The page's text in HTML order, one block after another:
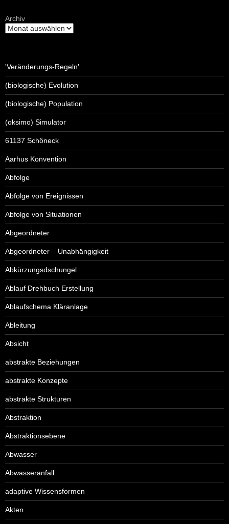
Archiv
'Veränderungs-Regeln'
(biologische) Evolution
(biologische) Population
(oksimo) Simulator
61137 Schöneck
Aarhus Konvention
Abfolge
Abfolge von Ereignissen
Abfolge von Situationen
Abgeordneter
Abgeordneter – Unabhängigkeit
Abkürzungsdschungel
Ablauf Drehbuch Erstellung
Ablaufschema Kläranlage
Ableitung
Absicht
abstrakte Beziehungen
abstrakte Konzepte
abstrakte Strukturen
Abstraktion
Abstraktionsebene
Abwasser
Abwasseranfall
adaptive Wissensformen
Akten